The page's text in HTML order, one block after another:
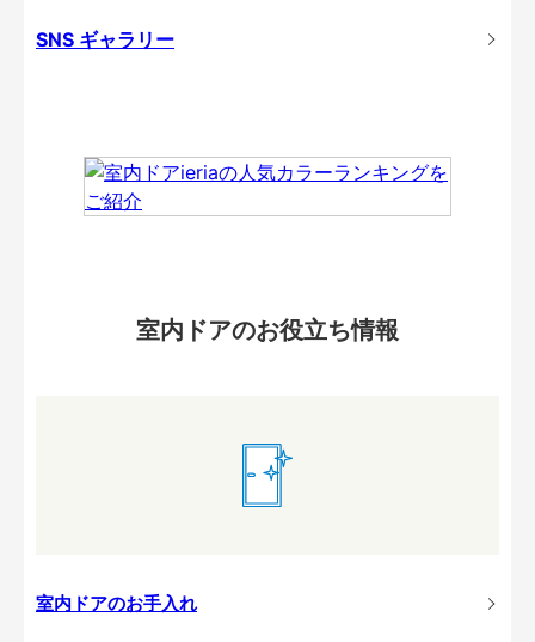
SNS ギャラリー
室内ドアのお役立ち情報
室内ドアのお手入れ